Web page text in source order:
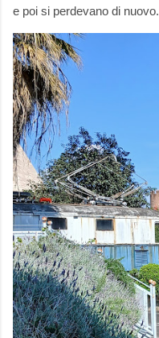
e poi si perdevano di nuovo.